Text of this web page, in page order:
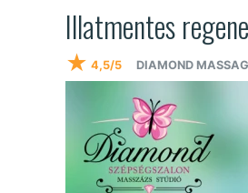
Illatmentes
★ 4,5/5 DIAMOND